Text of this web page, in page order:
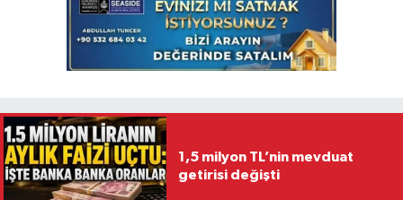
1,5 milyon TL’nin mevduat
getirisi değişti